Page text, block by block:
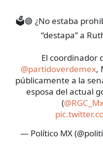
🗳️🟢 ¿No estaba
“destapa” a
El coordinador
@partidoverdemex,
públicamente a la
esposa del actual
(
— Político MX